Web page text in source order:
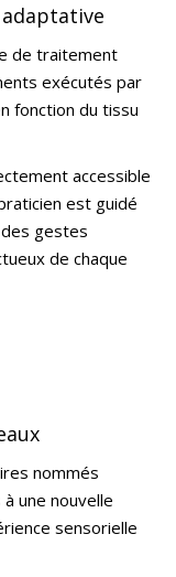
de traitement
exécutés par
fonction du tissu
accessible
est guidé
gestes
de chaque
nommés
une nouvelle
sensorielle